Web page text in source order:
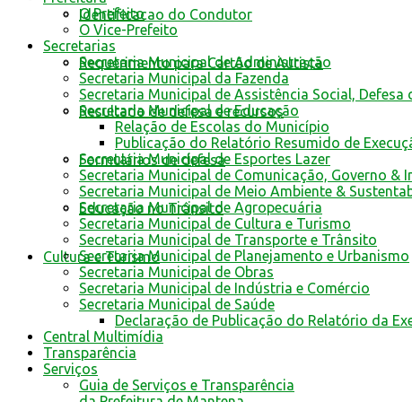
Identificacao do Condutor
Requerimento para Cartão de Autista
Resultado de defesa e recursos
Formulários de defesa
Educação no Trânsito
Cultura e Turismo
O Prefeito
O Vice-Prefeito
Secretarias
Secretaria Municipal de Administração
Secretaria Municipal da Fazenda
Secretaria Municipal de Assistência Social,
Secretaria Municipal de Educação
Relação de Escolas do Município
Publicação do Relatório Resumido de
Secretaria Municipal de Esportes Lazer
Secretaria Municipal de Comunicação, Governo &
Secretaria Municipal de Meio Ambiente &
Secretaria Municipal de Agropecuária
Secretaria Municipal de Cultura e Turismo
Secretaria Municipal de Transporte e Trânsito
Secretaria Municipal de Planejamento e Urbanismo
Secretaria Municipal de Obras
Secretaria Municipal de Indústria e Comércio
Secretaria Municipal de Saúde
Declaração de Publicação do Relatório da
Central Multimídia
Transparência
Serviços
Guia de Serviços e Transparência